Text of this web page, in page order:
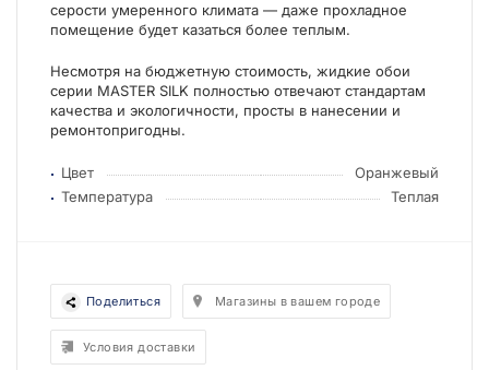
серости умеренного климата — даже прохладное
помещение будет казаться более теплым.
Несмотря на бюджетную стоимость, жидкие обои
серии MASTER SILK полностью отвечают стандартам
качества и экологичности, просты в нанесении и
ремонтопригодны.
Цвет
Оранжевый
Температура
Теплая
Поделиться Магазины в вашем городе
Условия доставки